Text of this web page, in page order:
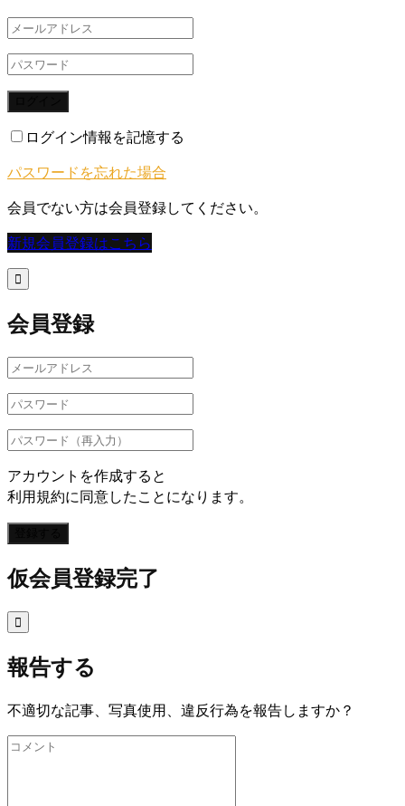
ログイン情報を記憶する
パスワードを忘れた場合
会員でない方は会員登録してください。
新規会員登録はこちら

会員登録
アカウントを作成すると
利用規約に同意したことになります。
仮会員登録完了

報告する
不適切な記事、写真使用、違反行為を報告しますか？